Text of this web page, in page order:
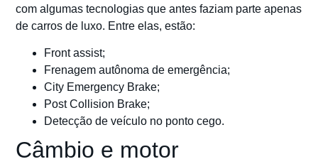
com algumas tecnologias que antes faziam parte apenas
de carros de luxo. Entre elas, estão:
Front assist;
Frenagem autônoma de emergência;
City Emergency Brake;
Post Collision Brake;
Detecção de veículo no ponto cego.
Câmbio e motor